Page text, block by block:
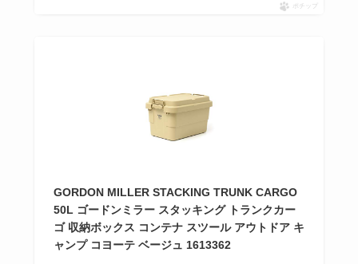
ポチップ
GORDON MILLER STACKING TRUNK CARGO
50L ゴードンミラー スタッキング トランクカー
ゴ 収納ボックス コンテナ スツール アウトドア キ
ャンプ コヨーテ ベージュ 1613362